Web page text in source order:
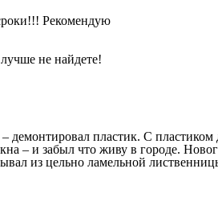
Рекомендую
не найдете!
пластик. С пластиком
– и забыл что живу в городе.
из цельно ламельной